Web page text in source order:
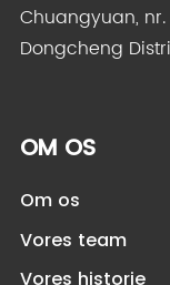
Chuangyuan,
Dongcheng
OM OS
Om os
Vores team
Vores historie